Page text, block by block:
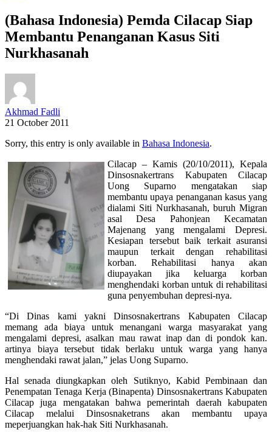
(Bahasa Indonesia) Pemda Cilacap Siap
Membantu Penanganan Kasus Siti
Nurkhasanah
Akhmad Fadli
21 October 2011
Sorry, this entry is only available in Bahasa Indonesia.
Cilacap – Kamis (20/10/2011), Kepala
Dinsosnakertrans Kabupaten Cilacap
Uong Suparno mengatakan siap
membantu upaya penanganan kasus yang
dialami Siti Nurkhasanah, buruh Migran
asal Desa Pahonjean Kecamatan
Majenang yang mengalami Depresi.
Kesiapan tersebut baik terkait asuransi
maupun terkait dengan rehabilitasi
korban. Rehabilitasi hanya akan
diupayakan jika keluarga korban
menghendaki korban untuk di rehabilitasi
guna penyembuhan depresi-nya.
“Di Dinas kami yakni Dinsosnakertrans Kabupaten Cilacap
memang ada biaya untuk menangani warga masyarakat yang
mengalami depresi, asalkan mau rawat inap dan di pondok kan.
artinya biaya tersebut tidak berlaku untuk warga yang hanya
menghendaki rawat jalan,” jelas Uong Suparno.
Hal senada diungkapkan oleh Sutiknyo, Kabid Pembinaan dan
Penempatan Tenaga Kerja (Binapenta) Dinsosnakertrans Kabupaten
Cilacap juga mengatakan bahwa pemerintah daerah kabupaten
Cilacap melalui Dinsosnaketrans akan membantu upaya
meperjuangkan hak-hak Siti Nurkhasanah.